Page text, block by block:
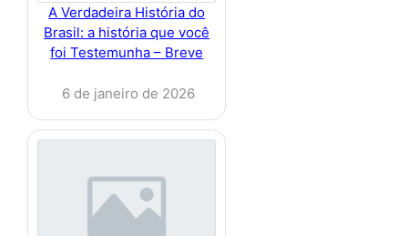
A Verdadeira História do
Brasil: a história que você
foi Testemunha – Breve
6 de janeiro de 2026